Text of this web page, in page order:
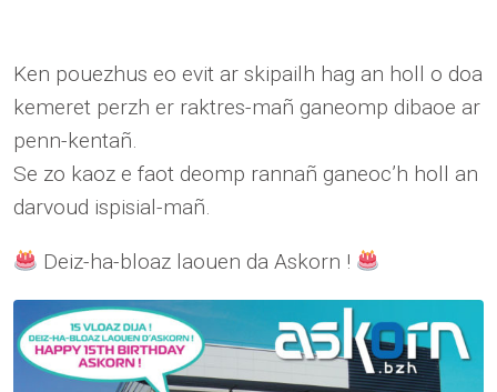
Ken pouezhus eo evit ar skipailh hag an holl o doa
kemeret perzh er raktres-mañ ganeomp dibaoe ar
penn-kentañ.
Se zo kaoz e faot deomp rannañ ganeoc’h holl an
darvoud ispisial-mañ.
Deiz-ha-bloaz laouen da Askorn !